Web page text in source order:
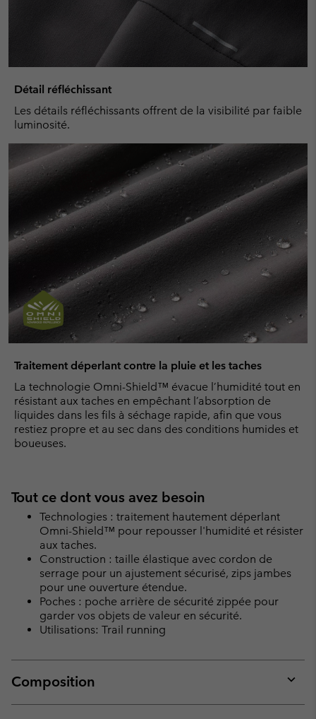
Détail réfléchissant
Les détails réfléchissants offrent de la visibilité par faible
luminosité.
Traitement déperlant contre la pluie et les taches
La technologie Omni-Shield™ évacue l’humidité tout en
résistant aux taches en empêchant l’absorption de
liquides dans les fils à séchage rapide, afin que vous
restiez propre et au sec dans des conditions humides et
boueuses.
Tout ce dont vous avez besoin
Technologies : traitement hautement déperlant
Omni-Shield™ pour repousser l'humidité et résister
aux taches.
Construction : taille élastique avec cordon de
serrage pour un ajustement sécurisé, zips jambes
pour une ouverture étendue.
Poches : poche arrière de sécurité zippée pour
garder vos objets de valeur en sécurité.
Utilisations: Trail running
Composition
or